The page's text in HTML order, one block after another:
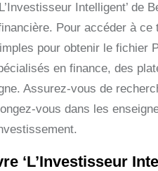
Intelligent’ de
Pour accéder à ce
pour obtenir le fichier
en finance, des
Assurez-vous de
vous dans les
‘L’Investisseur